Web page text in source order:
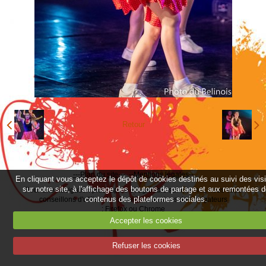
Retour
---Plan du site--- --Mentions légales--
Pour une navigation plus rapide et agréable sur internet, nous vous
conseillons d'utiliser les dernières versions de navigateurs
: Firefoxou Chrome
En cliquant vous acceptez le dépôt de cookies destinés au suivi des
sur notre site, à l'affichage des boutons de partage et aux remontées
contenus des plateformes sociales.
Accepter les cookies
Refuser les cookies